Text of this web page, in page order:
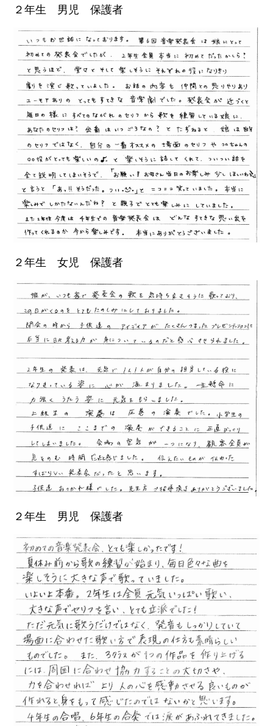
２年生 男児 保護者
２年生 女児 保護者
２年生 男児 保護者